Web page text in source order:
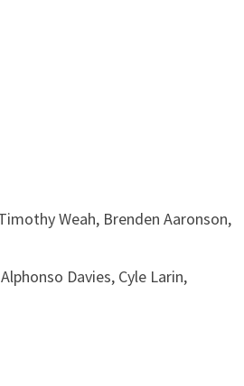
Weah, Brenden Aaronson,
Davies, Cyle Larin,